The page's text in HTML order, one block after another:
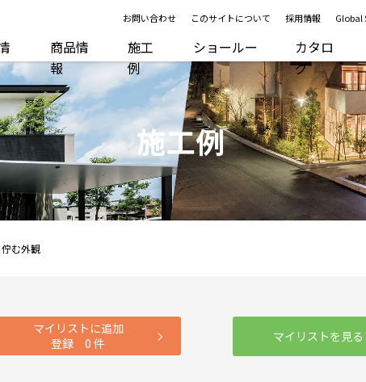
お問い合わせ このサイトについて 採用情報 Global
商品情
報
施工
例
ショールー
ム
カタロ
グ
施工例
む外観
マイリストに追加
登録0 件 マイリストを見